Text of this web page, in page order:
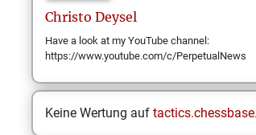
Christo Deysel
Have a look at my YouTube channel:
https://www.youtube.com/c/PerpetualNews
Keine Wertung auf